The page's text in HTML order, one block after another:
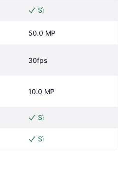
Sì
50.0 MP
30fps
10.0 MP
Sì
Sì